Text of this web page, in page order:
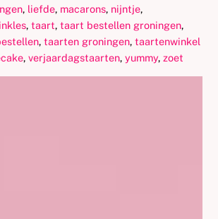
, liefde, macarons, nijntje,
,taart,taart bestellen groningen,
,taarten groningen,taartenwinkel
,verjaardagstaarten,yummy,zoet